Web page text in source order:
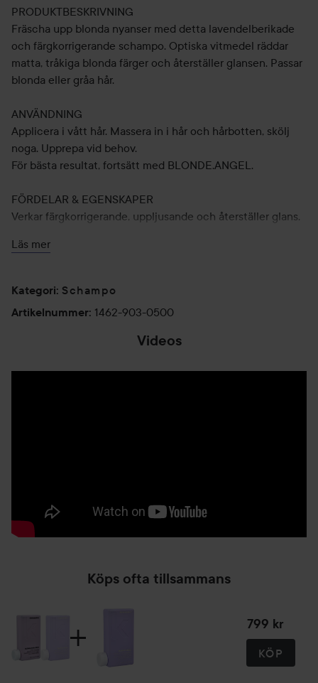
PRODUKTBESKRIVNING
Fräscha upp blonda nyanser med detta lavendelberikade
och färgkorrigerande schampo. Optiska vitmedel räddar
matta, tråkiga blonda färger och återställer glansen. Passar
blonda eller gråa hår.
ANVÄNDNING
Applicera i vått hår. Massera in i hår och hårbotten, skölj
noga. Upprepa vid behov.
För bästa resultat, fortsätt med BLONDE.ANGEL.
FÖRDELAR & EGENSKAPER
Verkar färgkorrigerande, uppljusande och återställer glans.
Kevin Murphy Blonde Angel Treatment
PRODUKTBESKRIVNING
Färgkorrigerande kur för blonda hår. (Silverkur.) Vårdar och
ljusa och gråa hår. Eliminerar effektivt oönskade gula toner.
FÖRDELAR & EGENSKAPER
Färgkorrigerande och uppljusande för blonda och gråa hår.
hår. Sulfat- & parabenfritt.
Läs mer
Kategori: Schampo
Artikelnummer: 1462-903-0500
Videos
Köps ofta tillsammans
799 kr
KÖP